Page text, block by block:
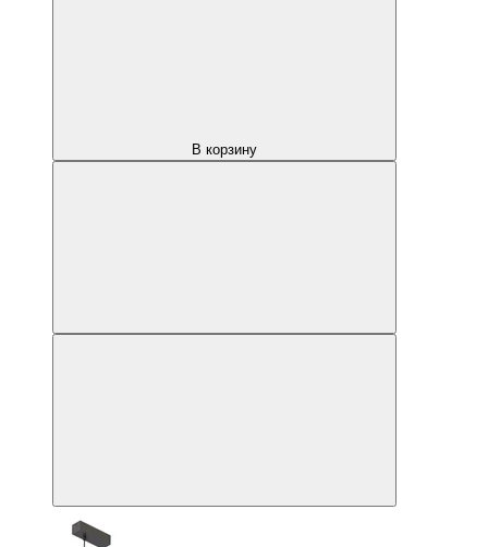
В корзину